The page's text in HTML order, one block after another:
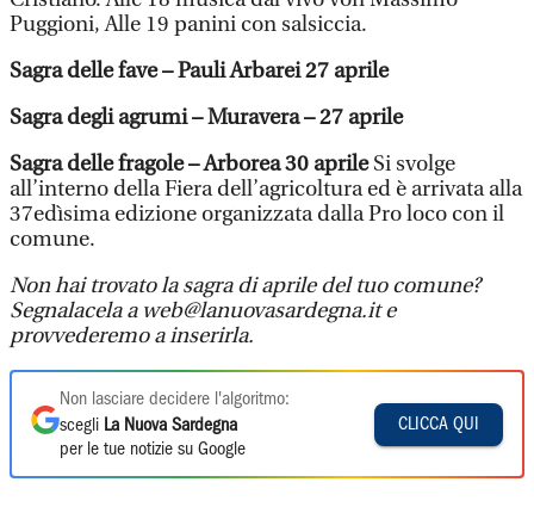
Puggioni, Alle 19 panini con salsiccia.
Sagra delle fave – Pauli Arbarei 27 aprile
Sagra degli agrumi – Muravera – 27 aprile
Sagra delle fragole – Arborea 30 aprileSi svolge
all’interno della Fiera dell’agricoltura ed è arrivata alla
37edìsima edizione organizzata dalla Pro loco con il
comune.
Non hai trovato la sagra di aprile del tuo comune?
Segnalacela a web@lanuovasardegna.it e
provvederemo a inserirla.
Non lasciare decidere l'algoritmo:
scegli La Nuova Sardegna
per le tue notizie su Google
CLICCA QUI